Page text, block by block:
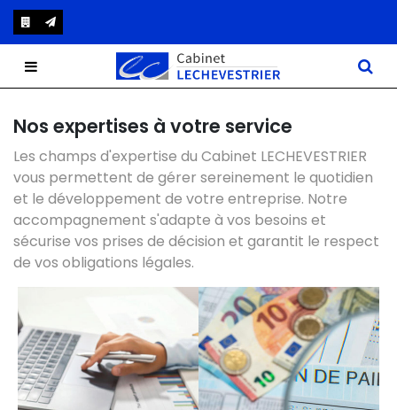
Notre cabinet
Présentation
Notre bureau
Notre équipe
Recrutement
Nos expertises
Comptabilité et Fiscalité
RH et Paie
Conseil en gestion
Organisation
Actualités
Infos par secteur
Blog
Nos expertises à votre service
Les champs d'expertise du Cabinet LECHEVESTRIER
vous permettent de gérer sereinement le quotidien
et le développement de votre entreprise. Notre
accompagnement s'adapte à vos besoins et
sécurise vos prises de décision et garantit le respect
de vos obligations légales.